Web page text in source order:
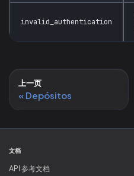
invalid_authentication
上一页
Depósitos
文档
API 参考文档